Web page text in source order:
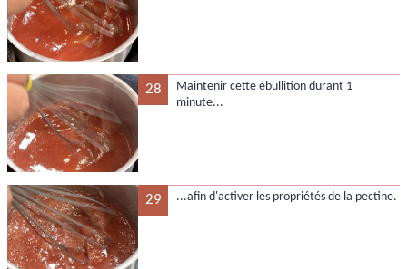
28
Maintenir cette ébullition durant 1
minute...
29 ...afin d'activer les propriétés de la pectine.